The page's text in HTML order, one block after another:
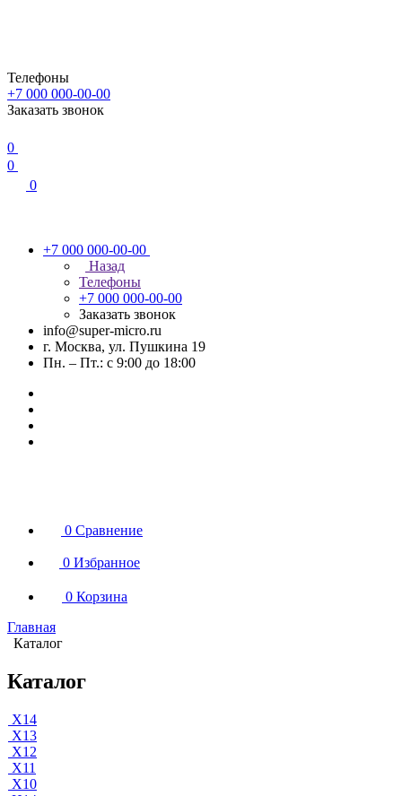
Телефоны
+7 000 000-00-00
Заказать звонок
0
0
0
+7 000 000-00-00
Назад
Телефоны
+7 000 000-00-00
Заказать звонок
info@super-micro.ru
г. Москва, ул. Пушкина 19
Пн. – Пт.: с 9:00 до 18:00
0 Сравнение
0 Избранное
0 Корзина
Главная
Каталог
Каталог
X14
X13
X12
X11
X10